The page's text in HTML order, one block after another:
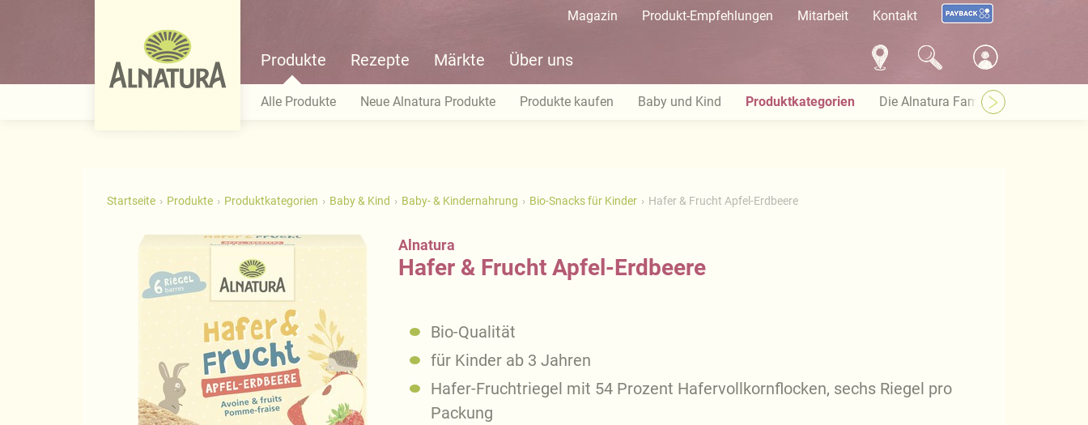
Magazin Produkt-Empfehlungen Mitarbeit Kontakt
Produkte Rezepte Märkte Über uns
Alle Produkte Neue Alnatura Produkte Produkte kaufen Baby und Kind Produktkategorien Die Alnatura Familie
Startseite Produkte Produktkategorien Baby & Kind Baby- & Kindernahrung Bio-Snacks für Kinder Hafer & Frucht Apfel-Erdbeere
Alnatura
Hafer & Frucht Apfel-Erdbeere
Bio-Qualität
für Kinder ab 3 Jahren
Hafer-Fruchtriegel mit 54 Prozent Hafervollkornflocken, sechs Riegel pro
Packung